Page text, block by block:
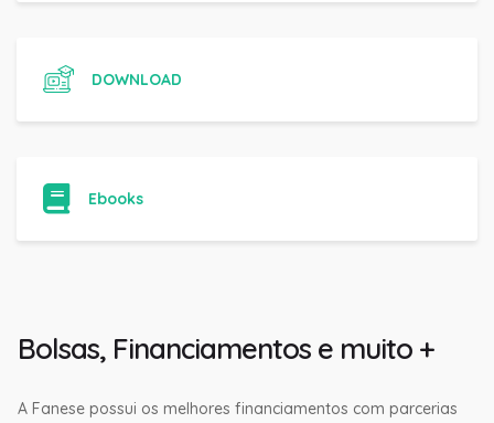
DOWNLOAD
Ebooks
Bolsas, Financiamentos e muito +
A Fanese possui os melhores financiamentos com parcerias